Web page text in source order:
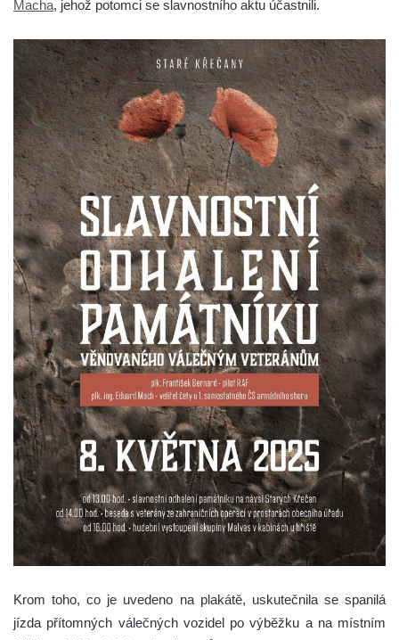
Macha, jehož potomci se slavnostního aktu účastnili.
Krom toho, co je uvedeno na plakátě, uskutečnila se spanilá
jízda přítomných válečných vozidel po výběžku a na místním